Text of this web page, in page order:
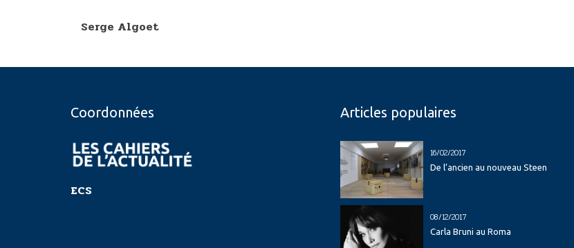
Serge Algoet
Coordonnées
ECS
Articles populaires
16/02/2017
De l’ancien au nouveau Steen
08/12/2017
Carla Bruni au Roma